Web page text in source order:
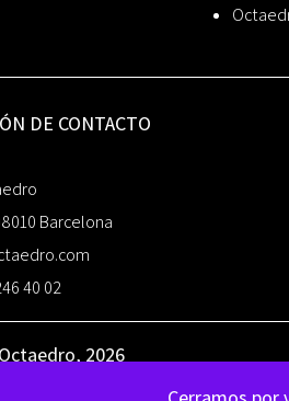
DE CONTACTO
Barcelona
40 02
2026